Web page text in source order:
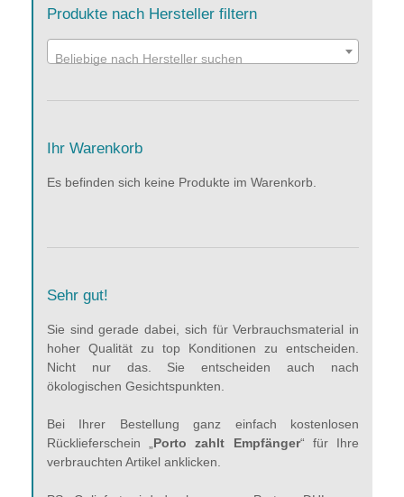
Produkte nach Hersteller filtern
Beliebige nach Hersteller suchen
Ihr Warenkorb
Es befinden sich keine Produkte im Warenkorb.
Sehr gut!
Sie sind gerade dabei, sich für Verbrauchsmaterial in
hoher Qualität zu top Konditionen zu entscheiden.
Nicht nur das. Sie entscheiden auch nach
ökologischen Gesichtspunkten.
Bei Ihrer Bestellung ganz einfach kostenlosen
Rücklieferschein „ Porto zahlt Empfänger“ für Ihre
verbrauchten Artikel anklicken.